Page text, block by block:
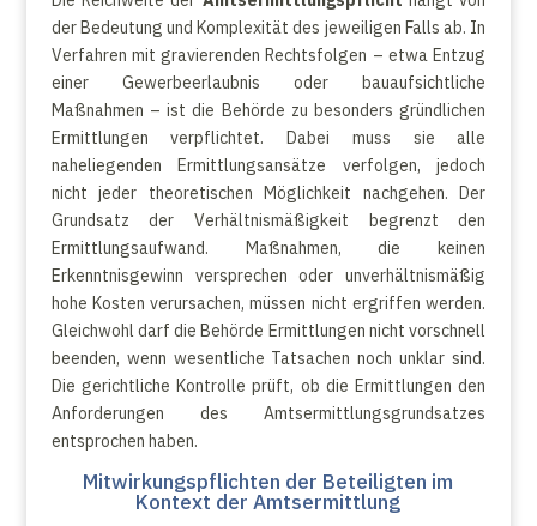
der Bedeutung und Komplexität des jeweiligen Falls ab. In
Verfahren mit gravierenden Rechtsfolgen – etwa Entzug
einer Gewerbeerlaubnis oder bauaufsichtliche
Maßnahmen – ist die Behörde zu besonders gründlichen
Ermittlungen verpflichtet. Dabei muss sie alle
naheliegenden Ermittlungsansätze verfolgen, jedoch
nicht jeder theoretischen Möglichkeit nachgehen. Der
Grundsatz der Verhältnismäßigkeit begrenzt den
Ermittlungsaufwand. Maßnahmen, die keinen
Erkenntnisgewinn versprechen oder unverhältnismäßig
hohe Kosten verursachen, müssen nicht ergriffen werden.
Gleichwohl darf die Behörde Ermittlungen nicht vorschnell
beenden, wenn wesentliche Tatsachen noch unklar sind.
Die gerichtliche Kontrolle prüft, ob die Ermittlungen den
Anforderungen des Amtsermittlungsgrundsatzes
entsprochen haben.
Mitwirkungspflichten der Beteiligten im
Kontext der Amtsermittlung